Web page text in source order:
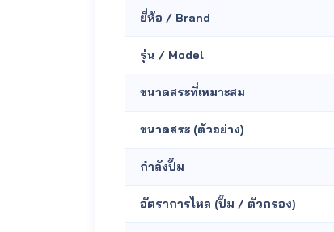
ยี่ห้อ / Brand
รุ่น / Model
ขนาดสระที่เหมาะสม
ขนาดสระ (ตัวอย่าง)
กำลังปั๊ม
อัตราการไหล (ปั๊ม / ตัวกรอง)